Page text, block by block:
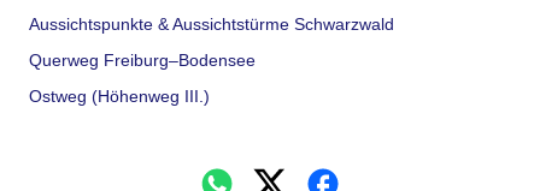
Aussichtspunkte & Aussichtstürme Schwarzwald
Querweg Freiburg–Bodensee
Ostweg (Höhenweg III.)